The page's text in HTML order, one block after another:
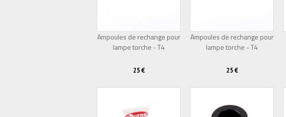
Ampoules de rechange pour
lampe torche - T4
25 €
Ampoules de rechange pour
lampe torche - T4
25 €